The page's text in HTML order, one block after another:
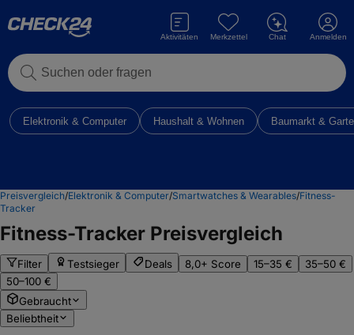
Suchen oder fragen
Aktivitäten Merkzettel Chat Anmelden
Elektronik & Computer Haushalt & Wohnen Baumarkt &
Preisvergleich/Elektronik & Computer/Smartwatches & Wearables/Fitness-
Tracker
Fitness-Tracker Preisvergleich
Filter Testsieger Deals 8,0+ Score 15–35 €
35–50 €
50–100 €
Gebraucht
Beliebtheit